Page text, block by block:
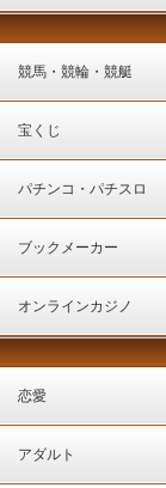
競馬・競輪・競艇
宝くじ
パチンコ・パチスロ
ブックメーカー
オンラインカジノ
恋愛
アダルト